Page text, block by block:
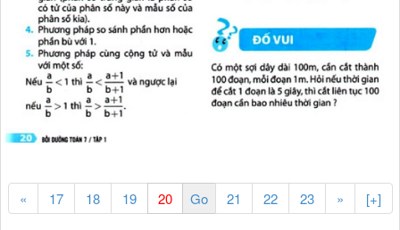
« 17 18 19 21 22 23 » [+]